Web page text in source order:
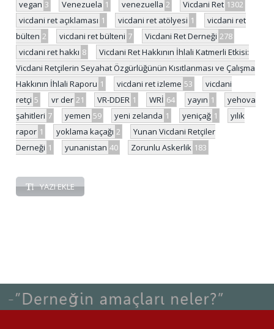
vegan 3 Venezuela 1 venezuella 2 Vicdani Ret 1302
vicdani ret açıklaması 1 vicdani ret atölyesi 1
vicdani ret
bülten 2 vicdani ret bülteni 7 Vicdani Ret Derneği 278
vicdani ret hakkı 8
Vicdani Ret Hakkının İhlali Katmerli Etkisi:
Vicdani Retçilerin Seyahat Özgürlüğünün Kısıtlanması ve Çalışma
Hakkının İhlali Raporu 1 vicdani ret izleme 53
vicdani
retçi 5 vr der 21 VR-DDER 1 WRİ 64 yayın 1
yehova
şahitleri 7 yemen 59 yeni zelanda 1 yeniçağ 1
yılık
rapor 1 yoklama kaçağı 2
Yunan Vicdani Retçiler
Derneği 1 yunanistan 40 Zorunlu Askerlik 183
YAZI EKLE